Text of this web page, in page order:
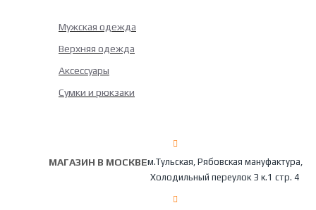
Мужская одежда
Верхняя одежда
Аксессуары
Сумки и рюкзаки
МАГАЗИН В МОСКВЕм.Тульская, Рябовская мануфактура,
Холодильный переулок 3 к.1 стр. 4